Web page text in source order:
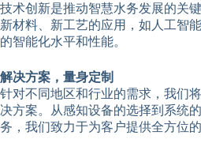
技术创新是推动智慧水务发展的关
新材料、新工艺的应用，如人工智
的智能化水平和性能。
解决方案，量身定制
针对不同地区和行业的需求，我们
决方案。从感知设备的选择到系统
务，我们致力于为客户提供全方位的